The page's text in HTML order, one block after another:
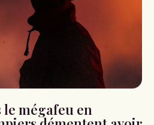
mégafeu en